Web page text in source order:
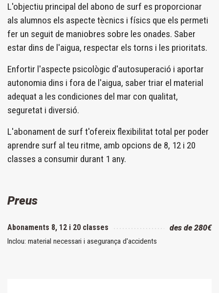
L'objectiu principal del abono de surf es proporcionar
als alumnos els aspecte tècnics i físics que els permeti
fer un seguit de maniobres sobre les onades. Saber
estar dins de l'aigua, respectar els torns i les prioritats.
Enfortir l'aspecte psicològic d'autosuperació i aportar
autonomia dins i fora de l'aigua, saber triar el material
adequat a les condiciones del mar con qualitat,
seguretat i diversió.
L'abonament de surf t'ofereix flexibilitat total per poder
aprendre surf al teu ritme, amb opcions de 8, 12 i 20
classes a consumir durant 1 any.
Preus
Abonaments 8, 12 i 20 classes des de 280€
Inclou: material necessari i asegurança d'accidents